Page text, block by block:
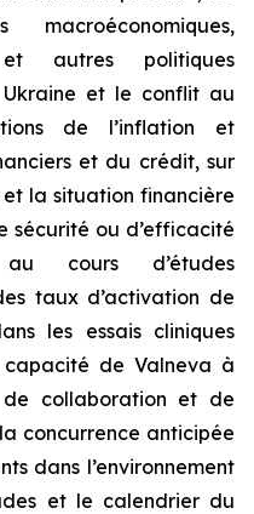
autres politiques
et le conflit au
de l’inflation et
et du crédit, sur
et la situation financière
sécurité ou d’efficacité
au cours d’études
taux d’activation de
les essais cliniques
de Valneva à
collaboration et de
concurrence anticipée
dans l’environnement
et le calendrier du